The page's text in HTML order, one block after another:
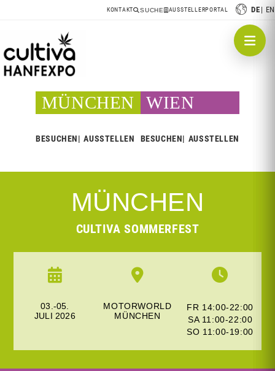
KONTAKT SUCHE AUSSTELLERPORTAL DE EN
MÜNCHEN
BESUCHEN AUSSTELLEN
WIEN
BESUCHEN AUSSTELLEN
MÜNCHEN
CULTIVA SOMMERFEST
03.-05.
JULI 2026
MOTORWORLD
MÜNCHEN
FR 14:00-22:00
SA 11:00-22:00
SO 11:00-19:00